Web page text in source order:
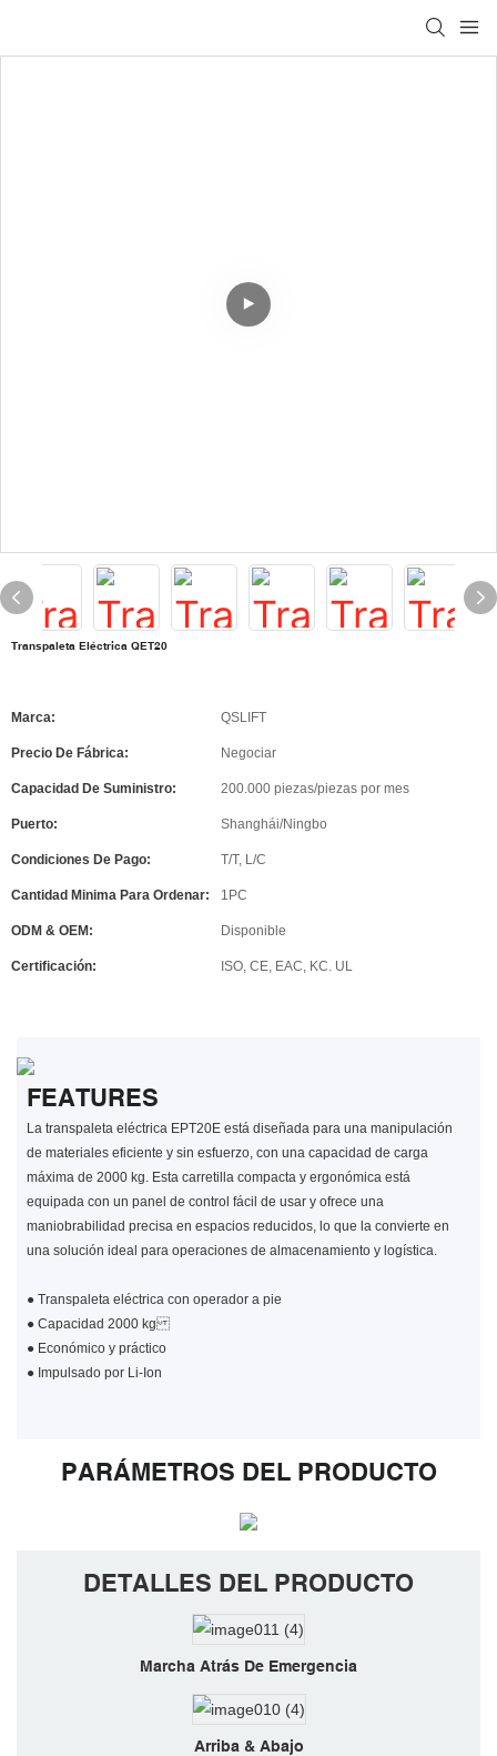
Transpaleta Eléctrica QET20
Marca: QSLIFT
Precio De Fábrica: Negociar
Capacidad De Suministro: 200.000 piezas/piezas por mes
Puerto: Shanghái/Ningbo
Condiciones De Pago: T/T, L/C
Cantidad Minima Para Ordenar: 1PC
ODM & OEM: Disponible
Certificación: ISO, CE, EAC, KC. UL
FEATURES
La transpaleta eléctrica EPT20E está diseñada para una manipulación
de materiales eficiente y sin esfuerzo, con una capacidad de carga
máxima de 2000 kg. Esta carretilla compacta y ergonómica está
equipada con un panel de control fácil de usar y ofrece una
maniobrabilidad precisa en espacios reducidos, lo que la convierte en
una solución ideal para operaciones de almacenamiento y logística.
● Transpaleta eléctrica con operador a pie
● Capacidad 2000 kg
● Económico y práctico
● Impulsado por Li-Ion
PARÁMETROS DEL PRODUCTO
DETALLES DEL PRODUCTO
Marcha Atrás De Emergencia
Arriba & Abajo